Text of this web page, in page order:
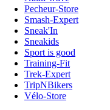
Pecheur-Store
Smash-Expert
Sneak'In
Sneakids
Sport is good
Training-Fit
Trek-Expert
TripNBikers
Vélo-Store